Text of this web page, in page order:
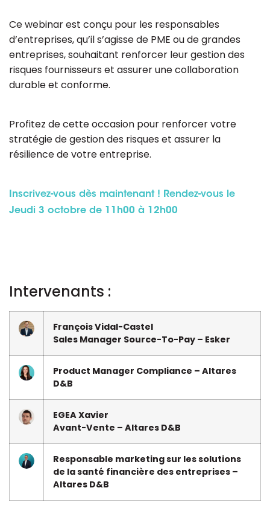
Ce webinar est conçu pour les responsables
d’entreprises, qu’il s’agisse de PME ou de grandes
entreprises, souhaitant renforcer leur gestion des
risques fournisseurs et assurer une collaboration
durable et conforme.
Profitez de cette occasion pour renforcer votre
stratégie de gestion des risques et assurer la
résilience de votre entreprise.
Inscrivez-vous dès maintenant ! Rendez-vous le
Jeudi 3 octobre de 11h00 à 12h00
Intervenants :
François Vidal-Castel
Sales Manager Source-To-Pay – Esker
Product Manager Compliance – Altares
D&B
EGEA Xavier
Avant-Vente – Altares D&B
Responsable marketing sur les solutions
de la santé financière des entreprises –
Altares D&B